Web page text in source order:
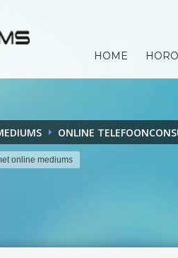
HOME
ONLINE
online mediums